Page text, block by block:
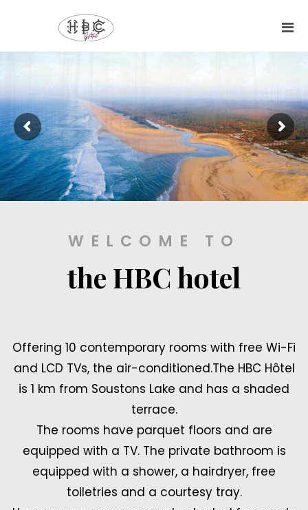
WELCOME TO
the HBC hotel
Offering 10 contemporary rooms with free Wi-Fi
and LCD TVs, the air-conditioned.The HBC Hôtel
is 1 km from Soustons Lake and has a shaded
terrace.
The rooms have parquet floors and are
equipped with a TV. The private bathroom is
equipped with a shower, a hairdryer, free
toiletries and a courtesy tray.